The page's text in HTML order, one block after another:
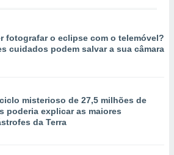
fotografar o eclipse com o telemóvel?
cuidados podem salvar a sua câmara
misterioso de 27,5 milhões de
poderia explicar as maiores
da Terra